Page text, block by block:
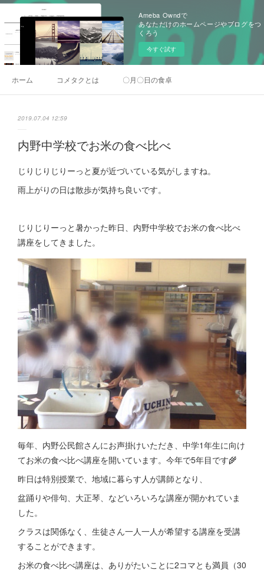
Ameba Owndで
あなただけのホームページやブログをつ
くろう
今すぐ試す
ホーム コメタクとは 〇月〇日の食卓
2019.07.04 12:59
内野中学校でお米の食べ比べ
じりじりじりーっと夏が近づいている気がしますね。
雨上がりの日は散歩が気持ち良いです。
じりじりーっと暑かった昨日、内野中学校でお米の食べ比べ
講座をしてきました。
毎年、内野公民館さんにお声掛けいただき、中学1年生に向け
てお米の食べ比べ講座を開いています。今年で5年目です🌾
昨日は特別授業で、地域に暮らす人が講師となり、
盆踊りや俳句、大正琴、などいろいろな講座が開かれていま
した。
クラスは関係なく、生徒さん一人一人が希望する講座を受講
することができます。
お米の食べ比べ講座は、ありがたいことに2コマとも満員（30